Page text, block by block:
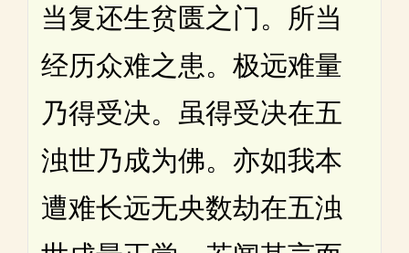
当复还生贫匮之门。所当
经历众难之患。极远难量
乃得受决。虽得受决在五
浊世乃成为佛。亦如我本
遭难长远无央数劫在五浊